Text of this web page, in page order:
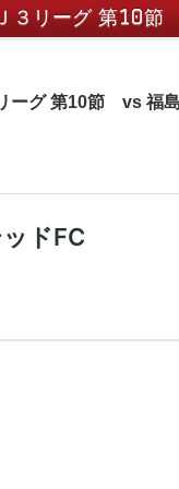
リーグ 第10節
ーグ 第10節 vs 福